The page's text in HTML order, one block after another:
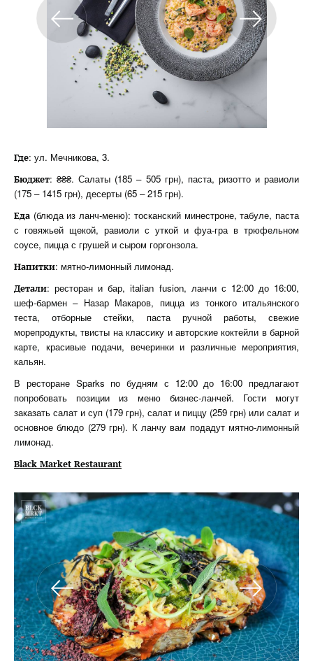
Где: ул. Мечникова, 3.
Бюджет: ₴₴₴. Салаты (185 – 505 грн), паста, ризотто и равиоли
(175 – 1415 грн), десерты (65 – 215 грн).
Еда (блюда из ланч-меню): тосканский минестроне, табуле, паста
с говяжьей щекой, равиоли с уткой и фуа-гра в трюфельном
соусе, пицца с грушей и сыром горгонзола.
Напитки: мятно-лимонный лимонад.
Детали: ресторан и бар, italian fusion, ланчи с 12:00 до 16:00,
шеф-бармен – Назар Макаров, пицца из тонкого итальянского
теста, отборные стейки, паста ручной работы, свежие
морепродукты, твисты на классику и авторские коктейли в барной
карте, красивые подачи, вечеринки и различные мероприятия,
кальян.
В ресторане Sparks по будням с 12:00 до 16:00 предлагают
попробовать позиции из меню бизнес-ланчей. Гости могут
заказать салат и суп (179 грн), салат и пиццу (259 грн) или салат и
основное блюдо (279 грн). К ланчу вам подадут мятно-лимонный
лимонад.
Black Market Restaurant